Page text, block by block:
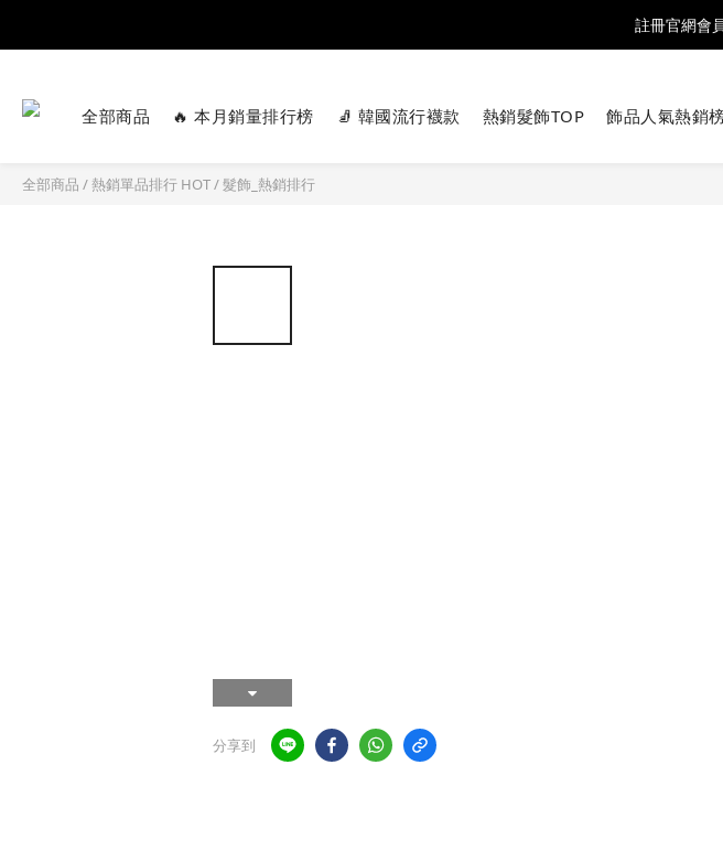
全館消費滿
註冊官網會
全部商品 🔥 本月銷量排行榜 🧦 韓國流行襪款 熱銷髮飾TOP 飾品人氣熱銷
全部商品 /熱銷單品排行 HOT/髮飾_熱銷排行
分享到